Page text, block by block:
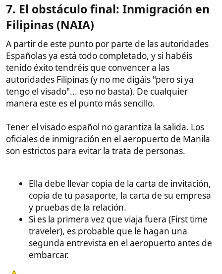
dejarán subir al aviónen Manila, aunque
tenga el visado español.
En la entrevista del CFO le preguntarán mucho
familia, etc.) para evitar casos de trata.
Este punto es muy sencillo, sobre todo si vas con ella
a realizar estos tramites, pero no suele haber mucha
pega si se hace bien y se aportan las pruebas que
son muy fáciles de conseguir, y que son las mismas
que habéis aportado anteriormente para el visado.
Resumen de pasos para ti (el español):
(opcional pero recomendado si tú pagas).
Envía los originales a Filipinas por mensajería
urgente.
Pásale copia de tu pasaporte completo y
pruebas de vuestra relación.
Buenas suerte y que la suerte os acompañe... ¡Ah!